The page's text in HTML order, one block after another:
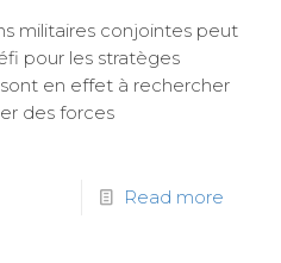
militaires conjointes peut
pour les stratèges
en effet à rechercher
des forces
Read more